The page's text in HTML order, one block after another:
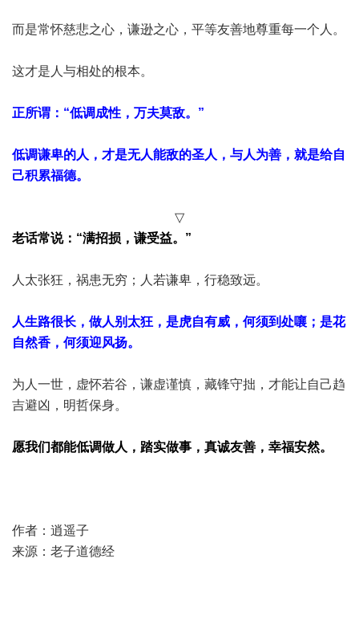
而是常怀慈悲之心，谦逊之心，平等友善地尊重每一个人。
这才是人与相处的根本。
正所谓：“低调成性，万夫莫敌。”
低调谦卑的人，才是无人能敌的圣人，与人为善，就是给自
己积累福德。
▽
老话常说：“满招损，谦受益。”
人太张狂，祸患无穷；人若谦卑，行稳致远。
人生路很长，做人别太狂，是虎自有威，何须到处嚷；是花
自然香，何须迎风扬。
为人一世，虚怀若谷，谦虚谨慎，藏锋守拙，才能让自己趋
吉避凶，明哲保身。
愿我们都能低调做人，踏实做事，真诚友善，幸福安然。
作者：逍遥子
来源：老子道德经